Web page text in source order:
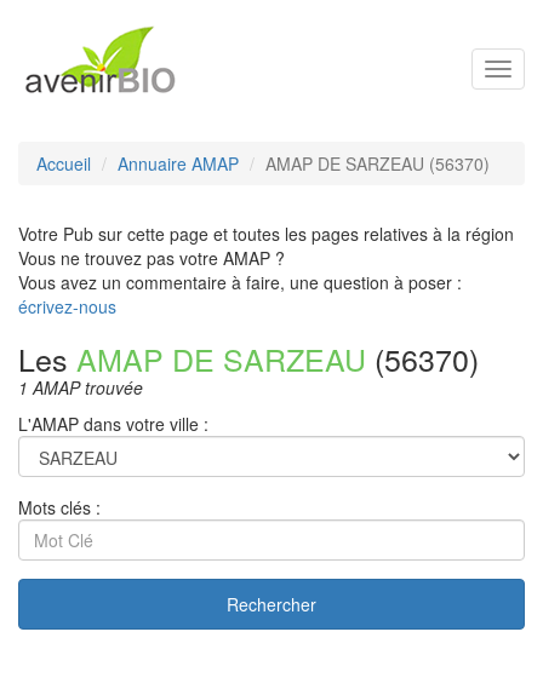
Accueil Annuaire AMAP AMAP DE SARZEAU (56370)
Votre Pub sur cette page et toutes les pages relatives à la région
Vous ne trouvez pas votre AMAP ?
Vous avez un commentaire à faire, une question à poser :
écrivez-nous
Les AMAP DE SARZEAU (56370)
1 AMAP trouvée
L'AMAP dans votre ville :
Mots clés :
Rechercher